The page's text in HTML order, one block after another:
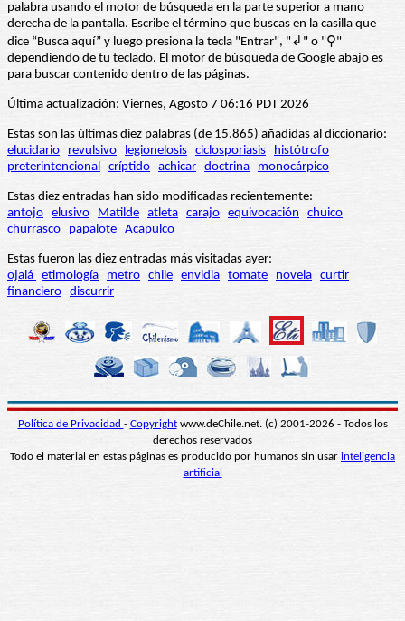
palabra usando el motor de búsqueda en la parte superior a mano
derecha de la pantalla. Escribe el término que buscas en la casilla que
dice “Busca aquí” y luego presiona la tecla "Entrar", "↲" o "⚲"
dependiendo de tu teclado. El motor de búsqueda de Google abajo es
para buscar contenido dentro de las páginas.
Última actualización: Viernes, Agosto 7 06:16 PDT 2026
Estas son las últimas diez palabras (de 15.865) añadidas al diccionario:
elucidario
revulsivo legionelosis ciclosporiasis
histótrofo
preterintencional críptido achicar doctrina monocárpico
Estas diez entradas han sido modificadas recientemente:
antojo elusivo Matilde atleta carajo equivocación
chuico
churrasco
papalote Acapulco
Estas fueron las diez entradas más visitadas ayer:
ojalá etimología metro chile envidia tomate novela curtir
financiero discurrir
Política de Privacidad - Copyrightwww.deChile.net. (c) 2001-2026 - Todos los
derechos reservados
Todo el material en estas páginas es producido por humanos sin usar inteligencia
artificial